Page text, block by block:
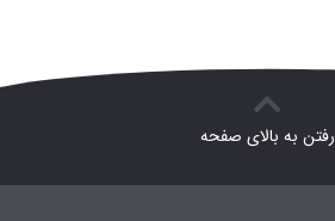
رفتن به بالای صفحه